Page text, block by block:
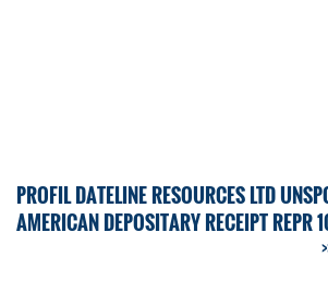
PROFIL DATELINE RESOURCES LTD
AMERICAN DEPOSITARY RECEIPT REPR